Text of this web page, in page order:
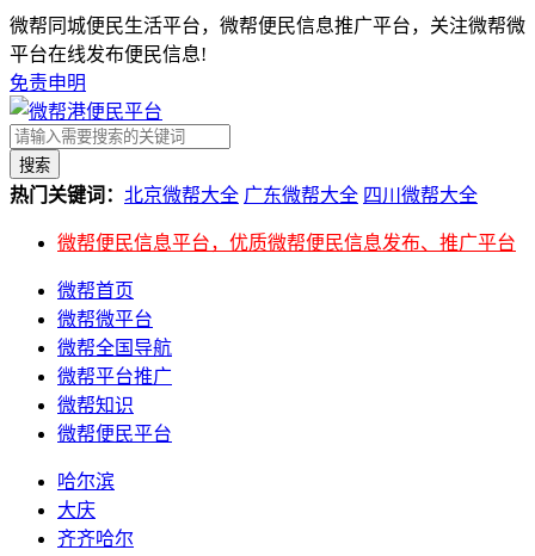
微帮同城便民生活平台，微帮便民信息推广平台，关注微帮微
平台在线发布便民信息!
免责申明
搜索
热门关键词： 北京微帮大全 广东微帮大全 四川微帮大全
微帮便民信息平台，优质微帮便民信息发布、推广平台
微帮首页
微帮微平台
微帮全国导航
微帮平台推广
微帮知识
微帮便民平台
哈尔滨
大庆
齐齐哈尔